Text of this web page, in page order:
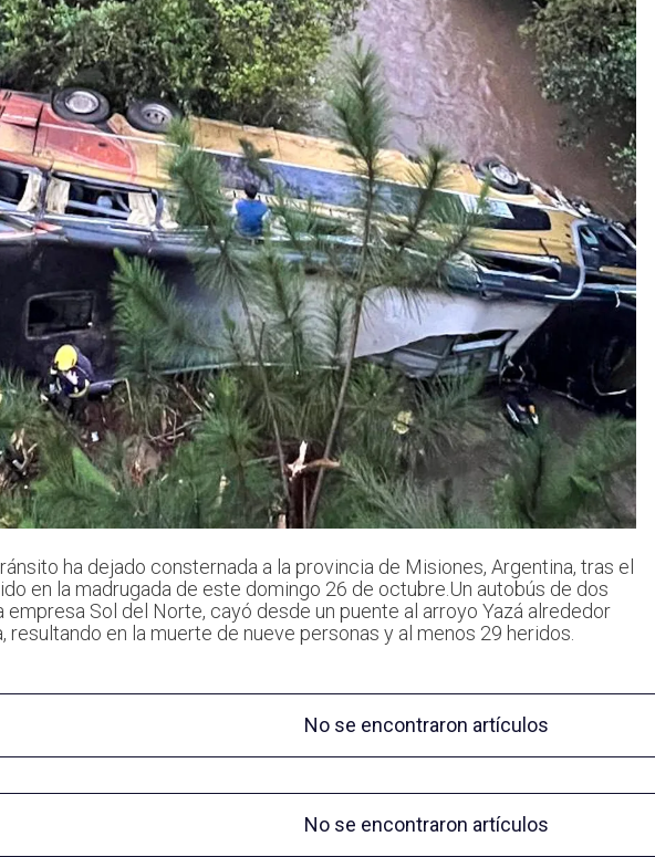
ha dejado consternada a la provincia de Misiones, Argentina, tras el
en la madrugada de este domingo 26 de octubre.Un autobús de dos
Sol del Norte, cayó desde un puente al arroyo Yazá alrededor
resultando en la muerte de nueve personas y al menos 29 heridos.
No se encontraron artículos
No se encontraron artículos